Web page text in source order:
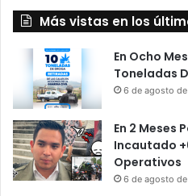
Más vistas en los
En Ocho
Toneladas
6 de agosto
En 2 Meses
Incautado
Operativos
6 de agosto